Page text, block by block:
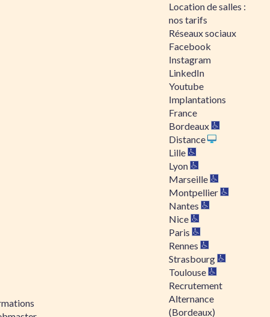
Location de salles :
nos tarifs
Réseaux sociaux
Facebook
Instagram
LinkedIn
Youtube
Implantations
France
Bordeaux
Distance
Lille
Lyon
Marseille
Montpellier
Nantes
Nice
Paris
Rennes
Strasbourg
Toulouse
Recrutement
Alternance
(Bordeaux)